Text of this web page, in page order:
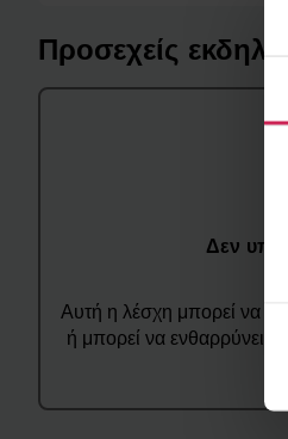
Προσεχείς
Δεν
Αυτή η λέσχη μπορεί να
ή μπορεί να ενθαρρύνει